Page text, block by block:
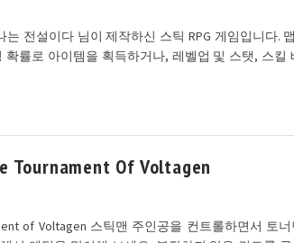
는 전설이다 님이 제작하신 스틱 RPG 게임입니다.
률로 아이템을 획득하거나, 레벨업 및 스탯, 스킬
Of Voltagen
of Voltagen 스틱맨 주인공을 컨트롤하면서 토